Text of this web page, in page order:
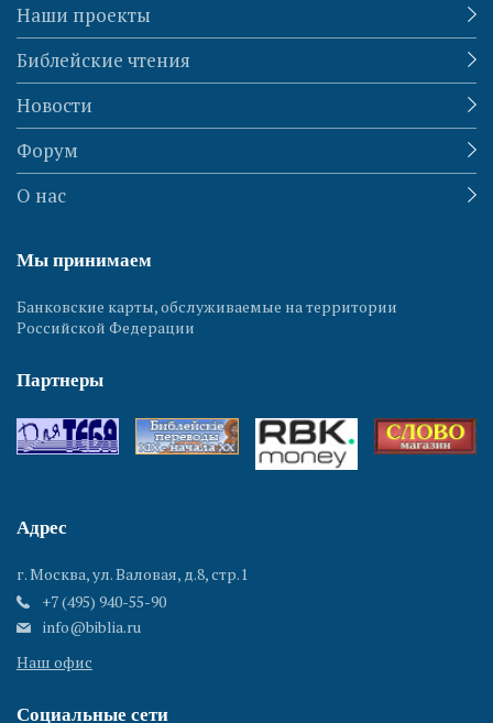
Наши проекты
Библейские чтения
Новости
Форум
О нас
Мы принимаем
Банковские карты, обслуживаемые на территории
Российской Федерации
Партнеры
Адрес
г. Москва, ул. Валовая, д.8, стр.1
+7 (495) 940-55-90
info@biblia.ru
Наш офис
Социальные сети